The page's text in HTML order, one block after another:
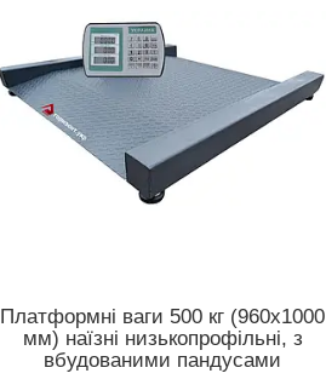
Платформні ваги 500 кг (960х1000
мм) наїзні низькопрофільні, з
вбудованими пандусами